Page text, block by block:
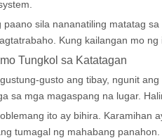
sila nananatiling matatag
Kung kailangan mo
Tungkol sa Katatagan
gusto ang tibay, ngunit
sa mga magaspang na lugar.
ito ay bihira. Karamihan
tumagal ng mahabang panahon.